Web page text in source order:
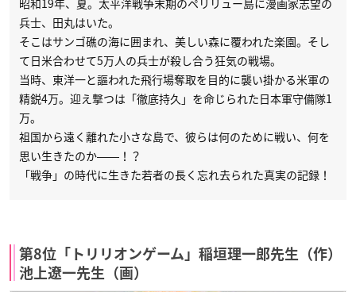
昭和19年、夏。太平洋戦争末期のペリリュー島に漫画家志望の
兵士、田丸はいた。
そこはサンゴ礁の海に囲まれ、美しい森に覆われた楽園。そし
て日米合わせて5万人の兵士が殺し合う狂気の戦場。
当時、東洋一と謳われた飛行場奪取を目的に襲い掛かる米軍の
精鋭4万。迎え撃つは「徹底持久」を命じられた日本軍守備隊1
万。
祖国から遠く離れた小さな島で、彼らは何のために戦い、何を
思い生きたのか――！？
「戦争」の時代に生きた若者の長く忘れ去られた真実の記録！
第8位「トリリオンゲーム」稲垣理一郎先生（作）
池上遼一先生（画）